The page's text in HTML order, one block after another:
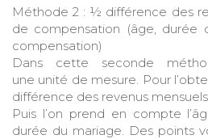
Méthode 2 : ½ différence des
de compensation (âge, durée
compensation)
Dans cette seconde
une unité de mesure. Pour
différence des revenus
Puis l’on prend en compte
durée du mariage. Des points